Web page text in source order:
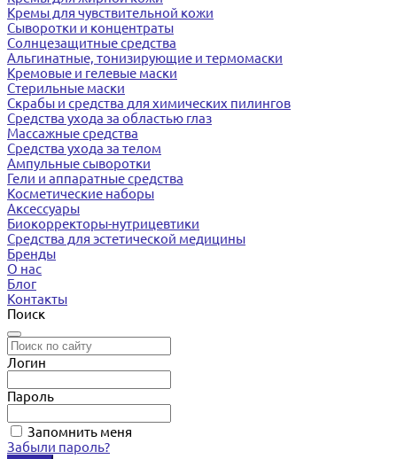
Кремы для чувствительной кожи
Сыворотки и концентраты
Солнцезащитные средства
Альгинатные, тонизирующие и термомаски
Кремовые и гелевые маски
Стерильные маски
Скрабы и средства для химических пилингов
Средства ухода за областью глаз
Массажные средства
Средства ухода за телом
Ампульные сыворотки
Гели и аппаратные средства
Косметические наборы
Аксессуары
Биокорректоры-нутрицевтики
Средства для эстетической медицины
Бренды
О нас
Блог
Контакты
Поиск
Логин
Пароль
Запомнить меня
Забыли пароль?